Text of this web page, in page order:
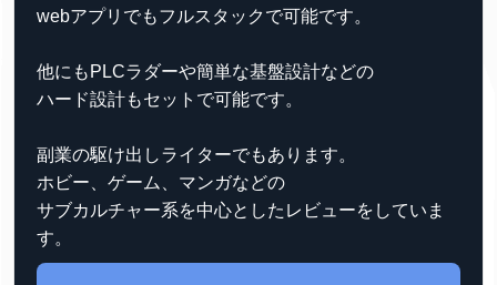
webアプリでもフルスタックで可能です。
他にもPLCラダーや簡単な基盤設計などの
ハード設計もセットで可能です。
副業の駆け出しライターでもあります。
ホビー、ゲーム、マンガなどの
サブカルチャー系を中心としたレビューをしていま
す。